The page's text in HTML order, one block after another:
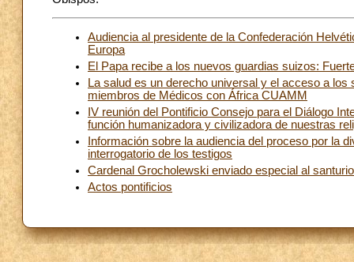
Audiencia al presidente de la Confederación
Europa
El Papa recibe a los nuevos guardias suizos:
La salud es un derecho universal y el acceso a
miembros de Médicos con África CUAMM
IV reunión del Pontificio Consejo para el Diálogo
función humanizadora y civilizadora de nuestras
Información sobre la audiencia del proceso por la
interrogatorio de los testigos
Cardenal Grocholewski enviado especial al
Actos pontificios